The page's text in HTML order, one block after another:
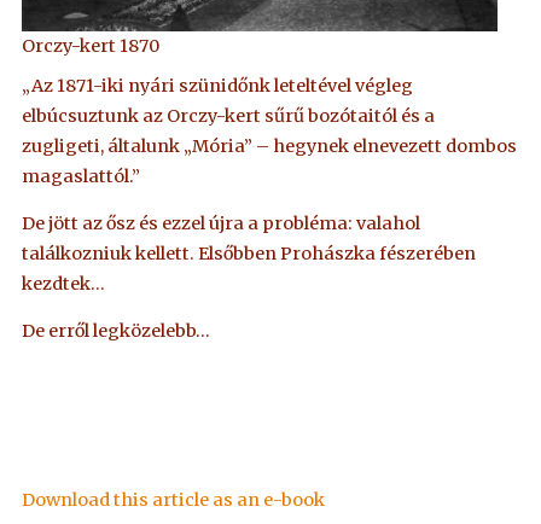
Orczy-kert 1870
„Az 1871-iki nyári szünidőnk leteltével végleg
elbúcsuztunk az Orczy-kert sűrű bozótaitól és a
zugligeti, általunk „Mória” – hegynek elnevezett dombos
magaslattól.”
De jött az ősz és ezzel újra a probléma: valahol
találkozniuk kellett. Elsőbben Prohászka fészerében
kezdtek…
De erről legközelebb…
Download this article as an e-book